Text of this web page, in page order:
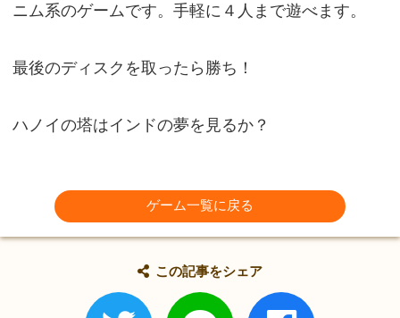
ニム系のゲームです。手軽に４人まで遊べます。
最後のディスクを取ったら勝ち！
ハノイの塔はインドの夢を見るか？
ゲーム一覧に戻る
この記事をシェア